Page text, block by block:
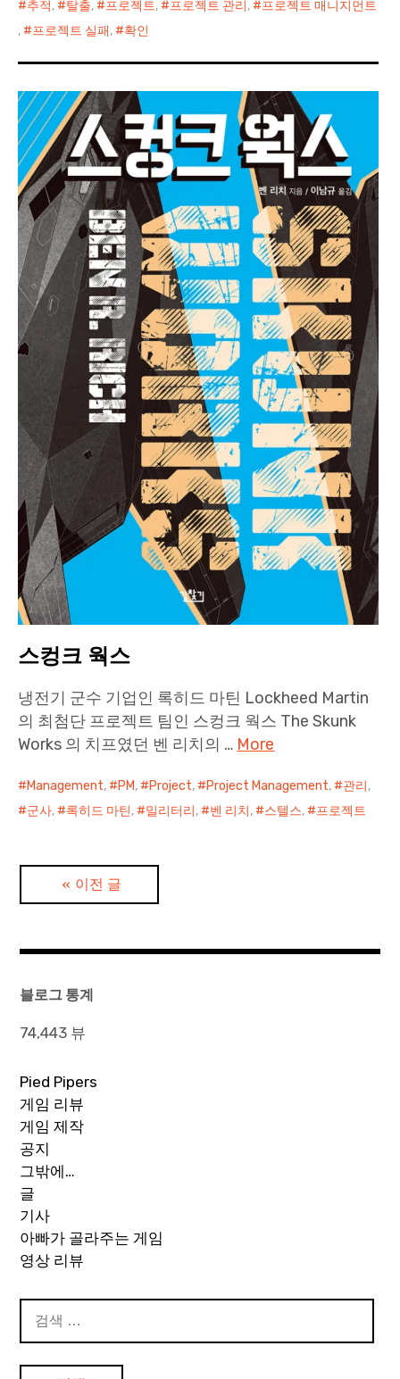
추적, 탈출, 프로젝트, 프로젝트 관리,
프로젝트 매니지먼트
,
프로젝트 실패, 확인
스컹크 웍스
냉전기 군수 기업인 록히드 마틴 Lockheed Martin
의 최첨단 프로젝트 팀인 스컹크 웍스 The Skunk
Works 의 치프였던 벤 리치의 … More
Management, PM, Project, Project Management, 관리,
군사, 록히드 마틴, 밀리터리, 벤 리치, 스텔스, 프로젝트
색
이전 글
블로그 통계
74,443 뷰
Pied Pipers
게임 리뷰
게임 제작
공지
그밖에…
글
기사
아빠가 골라주는 게임
영상 리뷰
색: